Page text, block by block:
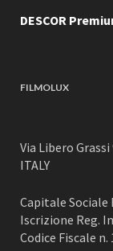
DESCOR
FILMOLUX
Via Libero
ITALY
Capitale Sociale
Iscrizione Reg.
Codice Fiscale n.